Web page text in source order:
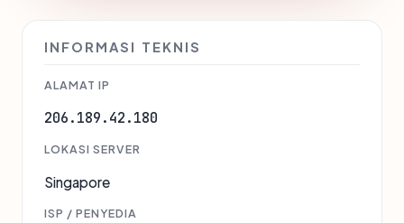
INFORMASI TEKNIS
ALAMAT IP
206.189.42.180
LOKASI SERVER
Singapore
ISP / PENYEDIA